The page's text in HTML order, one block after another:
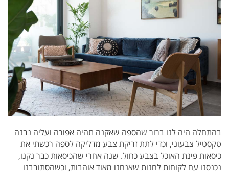
בהתחלה היה לנו ברור שהספה שאקנה תהיה אפורה ועליה נבנה
טקסטיל צבעוני, וכדי לתת זריקת צבע מדליקה לספה רכשתי את
כיסאות פינת האוכל בצבע כחול. שנה אחרי שהכיסאות כבר נקנו,
נכנסנו עם לקוחות לחנות שאנחנו מאוד אוהבות, וכשהסתובבנו